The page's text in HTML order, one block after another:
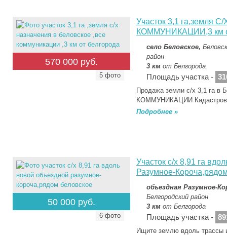
570 000 руб.
5 фото
Участок 3,1 га,земля
КОММУНИКАЦИИ,3 км
село Беловское,
район
3 км от Белгорода
Площадь участка -
Продажа земли с/х 3,1 га в
КОММУНИКАЦИИ
Подробнее »
50 000 руб.
6 фото
Участок с/х 8,91 га
Разумное-
объездная Разумное-
Белгородский район
3 км от Белгорода
Площадь участка -
Ищите землю вдоль трассы